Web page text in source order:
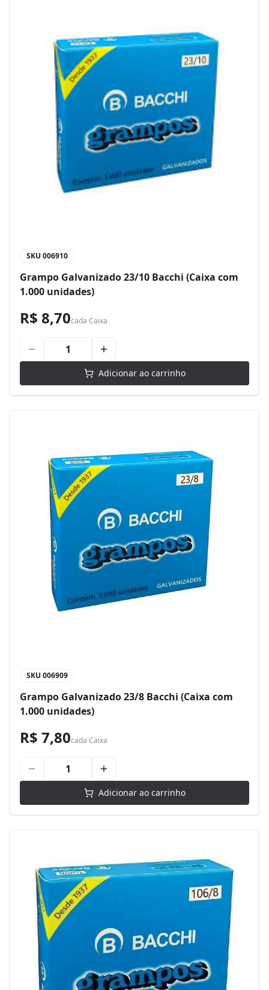
SKU 006910
Grampo Galvanizado 23/10 Bacchi (Caixa com
1.000 unidades)
R$ 8,70cada Caixa
Adicionar ao carrinho
SKU 006909
Grampo Galvanizado 23/8 Bacchi (Caixa com
1.000 unidades)
R$ 7,80cada Caixa
Adicionar ao carrinho